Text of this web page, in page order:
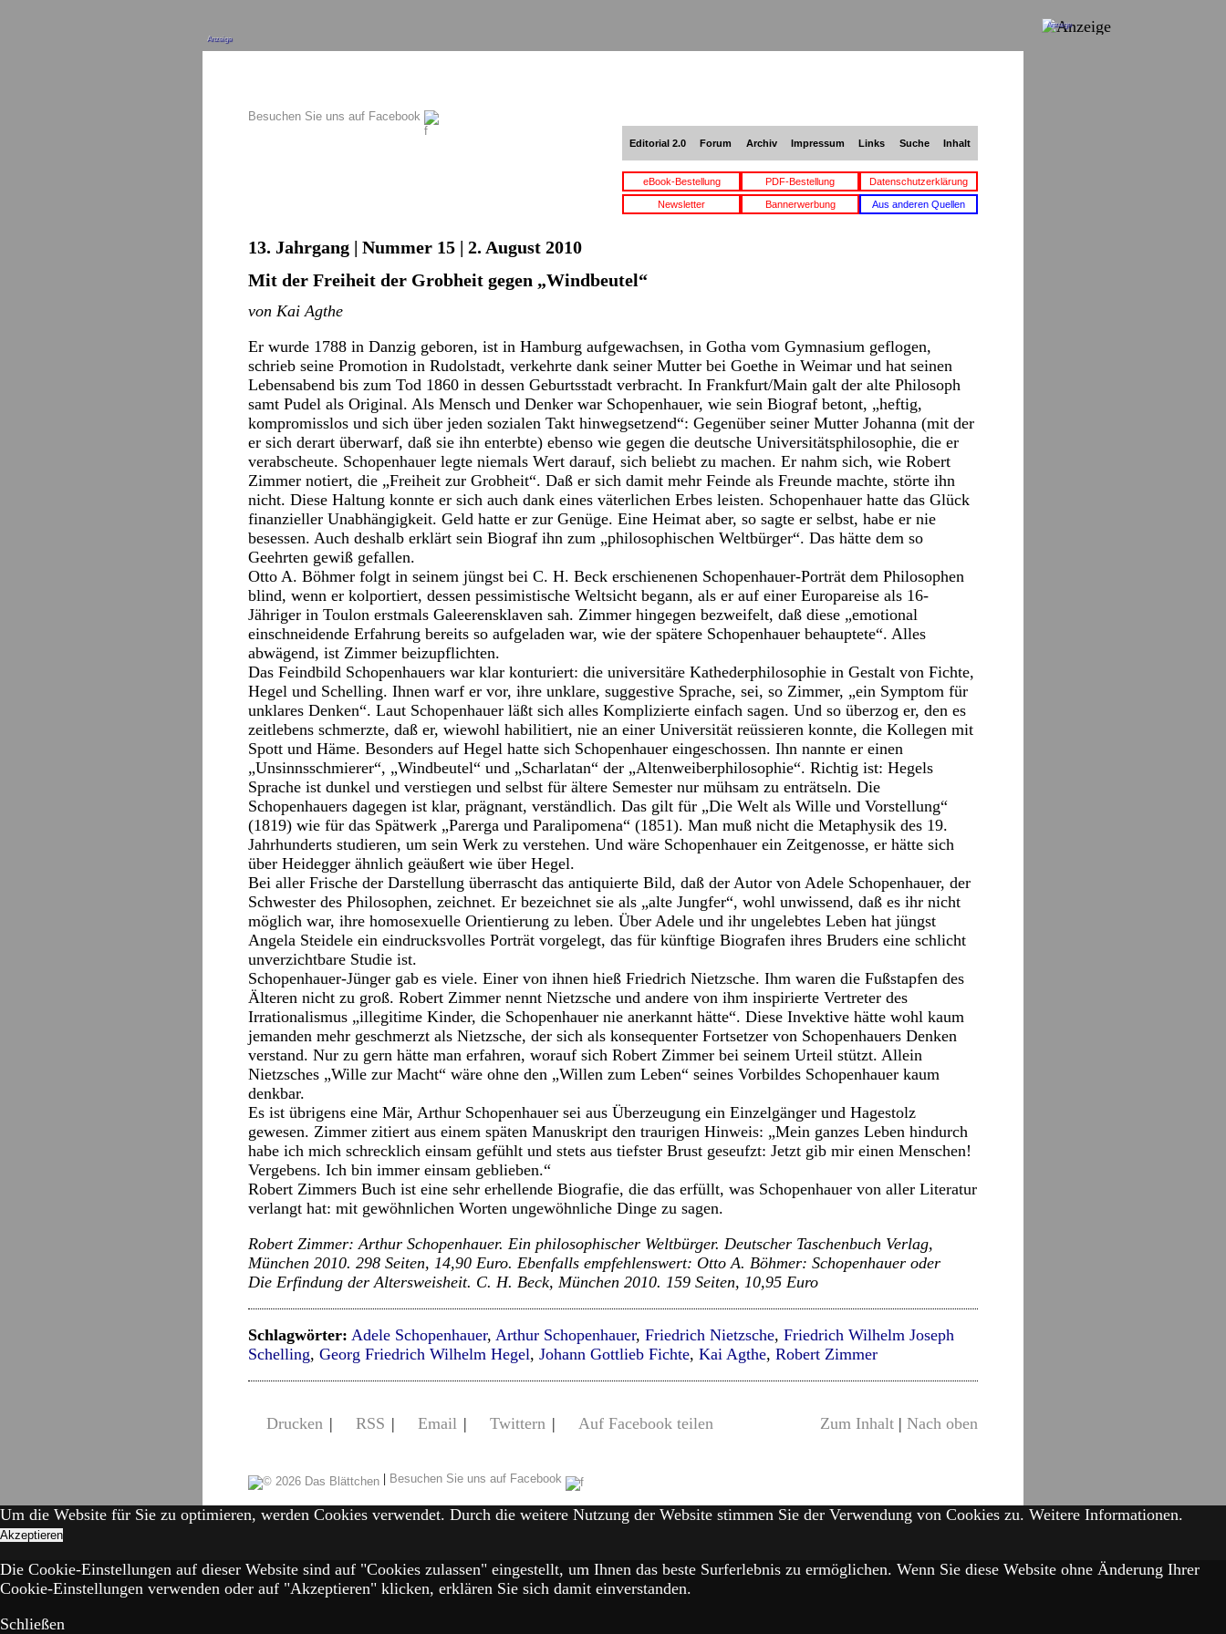
Anzeige
Besuchen Sie uns auf Facebook
Editorial 2.0 Forum Archiv Impressum Links Suche Inhalt
eBook-Bestellung PDF-Bestellung Datenschutzerklärung
Newsletter Bannerwerbung Aus anderen Quellen
13. Jahrgang | Nummer 15 | 2. August 2010
Mit der Freiheit der Grobheit gegen „Windbeutel“
von Kai Agthe
Er wurde 1788 in Danzig geboren, ist in Hamburg aufgewachsen, in Gotha vom Gymnasium geflogen,
schrieb seine Promotion in Rudolstadt, verkehrte dank seiner Mutter bei Goethe in Weimar und hat seinen
Lebensabend bis zum Tod 1860 in dessen Geburtsstadt verbracht. In Frankfurt/Main galt der alte Philosoph
samt Pudel als Original. Als Mensch und Denker war Schopenhauer, wie sein Biograf betont, „heftig,
kompromisslos und sich über jeden sozialen Takt hinwegsetzend“: Gegenüber seiner Mutter Johanna (mit der
er sich derart überwarf, daß sie ihn enterbte) ebenso wie gegen die deutsche Universitätsphilosophie, die er
verabscheute. Schopenhauer legte niemals Wert darauf, sich beliebt zu machen. Er nahm sich, wie Robert
Zimmer notiert, die „Freiheit zur Grobheit“. Daß er sich damit mehr Feinde als Freunde machte, störte ihn
nicht. Diese Haltung konnte er sich auch dank eines väterlichen Erbes leisten. Schopenhauer hatte das Glück
finanzieller Unabhängigkeit. Geld hatte er zur Genüge. Eine Heimat aber, so sagte er selbst, habe er nie
besessen. Auch deshalb erklärt sein Biograf ihn zum „philosophischen Weltbürger“. Das hätte dem so
Geehrten gewiß gefallen.
Otto A. Böhmer folgt in seinem jüngst bei C. H. Beck erschienenen Schopenhauer-Porträt dem Philosophen
blind, wenn er kolportiert, dessen pessimistische Weltsicht begann, als er auf einer Europareise als 16-
Jähriger in Toulon erstmals Galeerensklaven sah. Zimmer hingegen bezweifelt, daß diese „emotional
einschneidende Erfahrung bereits so aufgeladen war, wie der spätere Schopenhauer behauptete“. Alles
abwägend, ist Zimmer beizupflichten.
Das Feindbild Schopenhauers war klar konturiert: die universitäre Kathederphilosophie in Gestalt von Fichte,
Hegel und Schelling. Ihnen warf er vor, ihre unklare, suggestive Sprache, sei, so Zimmer, „ein Symptom für
unklares Denken“. Laut Schopenhauer läßt sich alles Komplizierte einfach sagen. Und so überzog er, den es
zeitlebens schmerzte, daß er, wiewohl habilitiert, nie an einer Universität reüssieren konnte, die Kollegen mit
Spott und Häme. Besonders auf Hegel hatte sich Schopenhauer eingeschossen. Ihn nannte er einen
„Unsinnsschmierer“, „Windbeutel“ und „Scharlatan“ der „Altenweiberphilosophie“. Richtig ist: Hegels
Sprache ist dunkel und verstiegen und selbst für ältere Semester nur mühsam zu enträtseln. Die
Schopenhauers dagegen ist klar, prägnant, verständlich. Das gilt für „Die Welt als Wille und Vorstellung“
(1819) wie für das Spätwerk „Parerga und Paralipomena“ (1851). Man muß nicht die Metaphysik des 19.
Jahrhunderts studieren, um sein Werk zu verstehen. Und wäre Schopenhauer ein Zeitgenosse, er hätte sich
über Heidegger ähnlich geäußert wie über Hegel.
Bei aller Frische der Darstellung überrascht das antiquierte Bild, daß der Autor von Adele Schopenhauer, der
Schwester des Philosophen, zeichnet. Er bezeichnet sie als „alte Jungfer“, wohl unwissend, daß es ihr nicht
möglich war, ihre homosexuelle Orientierung zu leben. Über Adele und ihr ungelebtes Leben hat jüngst
Angela Steidele ein eindrucksvolles Porträt vorgelegt, das für künftige Biografen ihres Bruders eine schlicht
unverzichtbare Studie ist.
Schopenhauer-Jünger gab es viele. Einer von ihnen hieß Friedrich Nietzsche. Ihm waren die Fußstapfen des
Älteren nicht zu groß. Robert Zimmer nennt Nietzsche und andere von ihm inspirierte Vertreter des
Irrationalismus „illegitime Kinder, die Schopenhauer nie anerkannt hätte“. Diese Invektive hätte wohl kaum
jemanden mehr geschmerzt als Nietzsche, der sich als konsequenter Fortsetzer von Schopenhauers Denken
verstand. Nur zu gern hätte man erfahren, worauf sich Robert Zimmer bei seinem Urteil stützt. Allein
Nietzsches „Wille zur Macht“ wäre ohne den „Willen zum Leben“ seines Vorbildes Schopenhauer kaum
denkbar.
Es ist übrigens eine Mär, Arthur Schopenhauer sei aus Überzeugung ein Einzelgänger und Hagestolz
gewesen. Zimmer zitiert aus einem späten Manuskript den traurigen Hinweis: „Mein ganzes Leben hindurch
habe ich mich schrecklich einsam gefühlt und stets aus tiefster Brust geseufzt: Jetzt gib mir einen Menschen!
Vergebens. Ich bin immer einsam geblieben.“
Robert Zimmers Buch ist eine sehr erhellende Biografie, die das erfüllt, was Schopenhauer von aller Literatur
verlangt hat: mit gewöhnlichen Worten ungewöhnliche Dinge zu sagen.
Robert Zimmer: Arthur Schopenhauer. Ein philosophischer Weltbürger. Deutscher Taschenbuch Verlag,
München 2010. 298 Seiten, 14,90 Euro. Ebenfalls empfehlenswert: Otto A. Böhmer: Schopenhauer oder
Die Erfindung der Altersweisheit. C. H. Beck, München 2010. 159 Seiten, 10,95 Euro
Schlagwörter: Adele Schopenhauer, Arthur Schopenhauer, Friedrich Nietzsche, Friedrich Wilhelm Joseph
Schelling, Georg Friedrich Wilhelm Hegel, Johann Gottlieb Fichte, Kai Agthe, Robert Zimmer
Drucken | RSS | Email | Twittern | Auf Facebook teilen Zum Inhalt | Nach oben
| Besuchen Sie uns auf Facebook
Anzeige
Um die Website für Sie zu optimieren, werden Cookies verwendet. Durch die weitere Nutzung der Website stimmen Sie der Verwendung von Cookies zu. Weitere Informationen.
Akzeptieren
Die Cookie-Einstellungen auf dieser Website sind auf "Cookies zulassen" eingestellt, um Ihnen das beste Surferlebnis zu ermöglichen. Wenn Sie diese Website ohne Änderung Ihrer
Cookie-Einstellungen verwenden oder auf "Akzeptieren" klicken, erklären Sie sich damit einverstanden.
Schließen